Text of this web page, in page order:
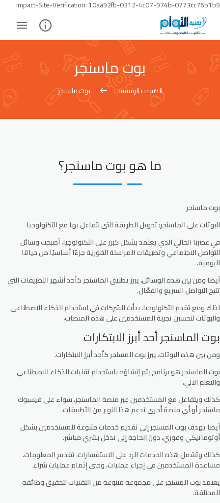
Impact-Site-Verification: 10aa92fb-0312-4c07-974b-0773cc76b1b9
بوت ماسنجر
الصفحة الرئيسية بوت ماسنجر
ما هو بوت ماسنجر؟
بوت ماسنجر
البوتات على الماسنجر: تحويل الطريقة التي نتفاعل بها مع التكنولوجيا
في عصرنا الحالي الذي يعتمد بشكل كبير على التكنولوجيا، أصبحت وسائل
التواصل الاجتماعي وتطبيقات المراسلة الفورية جزءًا أساسيًا من حياتنا
اليومية.
أيضا ومن بين هذه الوسائل، يبرز تطبيق الماسنجر كأحد أشهر التطبيقات التي
تتيح التواصل السريع والفعّال.
لذلك ومع تقدم التكنولوجيا، بدأت الشركات في استخدام الذكاء الاصطناعي
والبوتات لتحسين تجربة المستخدمين على هذه المنصات،
بوت الماسنجر أحد أبرز الابتكارات
ومن بين هذه البوتات، يبرز بوت المسنجر كأحد أبرز الابتكارات.
بوت الماسنجر هو برنامج يتم إنشاؤه باستخدام تقنيات الذكاء الاصطناعي
والتعلم الآلي،
كذلك ويتفاعل مع المستخدمين عبر منصة الماسنجر، سواء على فيسبوك
ماسنجر أو أي منصة أخرى تدعم هذا النوع من التطبيقات.
أيضا يهدف بوت المسنجر إلى تقديم خدمات متنوعة للمستخدمين بشكل
أوتوماتيكي وفوري، دون الحاجة إلى تدخل بشري مباشر.
كذلك وتشمل هذه الخدمات الرد على الاستفسارات، تقديم المعلومات،
مساعدة المستخدمين في إجراء عمليات، وحتى إتمام عمليات شراء.
يعتمد بوت المسنجر على مجموعة متنوعة من التقنيات لتحقيق وظائفه
المختلفة.